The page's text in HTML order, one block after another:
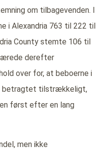
om tilbagevenden. I
i Alexandria 763 til 222 til
County stemte 106 til
derefter
over for, at beboerne i
betragtet tilstrækkeligt,
først efter en lang
men ikke